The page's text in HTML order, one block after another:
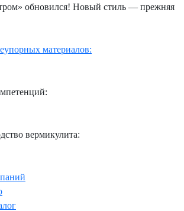
обновился! Новый стиль — прежняя
материалов:
вермикулита: